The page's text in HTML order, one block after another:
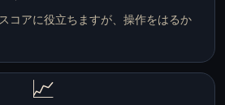
コアに役立ちますが、操作をはるか
📈